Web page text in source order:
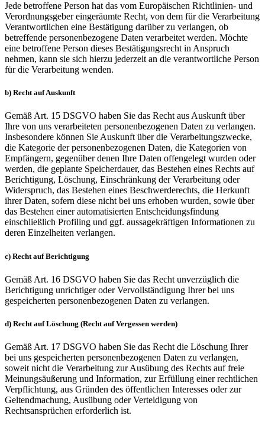
Jede betroffene Person hat das vom Europäischen Richtlinien- und
Verordnungsgeber eingeräumte Recht, von dem für die Verarbeitung
Verantwortlichen eine Bestätigung darüber zu verlangen, ob
betreffende personenbezogene Daten verarbeitet werden. Möchte
eine betroffene Person dieses Bestätigungsrecht in Anspruch
nehmen, kann sie sich hierzu jederzeit an die verantwortliche Person
für die Verarbeitung wenden.
b) Recht auf Auskunft
Gemäß Art. 15 DSGVO haben Sie das Recht aus Auskunft über
Ihre von uns verarbeiteten personenbezogenen Daten zu verlangen.
Insbesondere können Sie Auskunft über die Verarbeitungszwecke,
die Kategorie der personenbezogenen Daten, die Kategorien von
Empfängern, gegenüber denen Ihre Daten offengelegt wurden oder
werden, die geplante Speicherdauer, das Bestehen eines Rechts auf
Berichtigung, Löschung, Einschränkung der Verarbeitung oder
Widerspruch, das Bestehen eines Beschwerderechts, die Herkunft
ihrer Daten, sofern diese nicht bei uns erhoben wurden, sowie über
das Bestehen einer automatisierten Entscheidungsfindung
einschließlich Profiling und ggf. aussagekräftigen Informationen zu
deren Einzelheiten verlangen.
c) Recht auf Berichtigung
Gemäß Art. 16 DSGVO haben Sie das Recht unverzüglich die
Berichtigung unrichtiger oder Vervollständigung Ihrer bei uns
gespeicherten personenbezogenen Daten zu verlangen.
d) Recht auf Löschung (Recht auf Vergessen werden)
Gemäß Art. 17 DSGVO haben Sie das Recht die Löschung Ihrer
bei uns gespeicherten personenbezogenen Daten zu verlangen,
soweit nicht die Verarbeitung zur Ausübung des Rechts auf freie
Meinungsäußerung und Information, zur Erfüllung einer rechtlichen
Verpflichtung, aus Gründen des öffentlichen Interesses oder zur
Geltendmachung, Ausübung oder Verteidigung von
Rechtsansprüchen erforderlich ist.